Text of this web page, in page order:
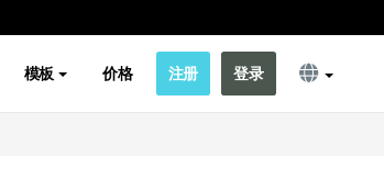
模板 价格 注册 登录